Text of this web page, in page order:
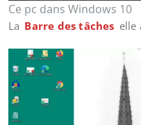
Ce pc dans Windows 10
La Barre des tâches elle